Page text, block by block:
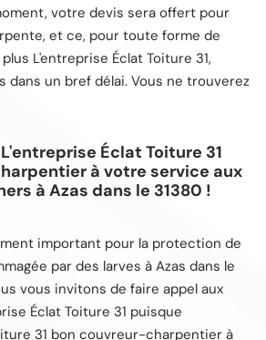
votre devis sera offert pour
et ce, pour toute forme de
L'entreprise Éclat Toiture 31,
dans un bref délai. Vous ne trouverez
Éclat Toiture 31
à votre service aux
à Azas dans le 31380 !
important pour la protection de
par des larves à Azas dans le
vous invitons de faire appel aux
Éclat Toiture 31 puisque
31 bon couvreur-charpentier à